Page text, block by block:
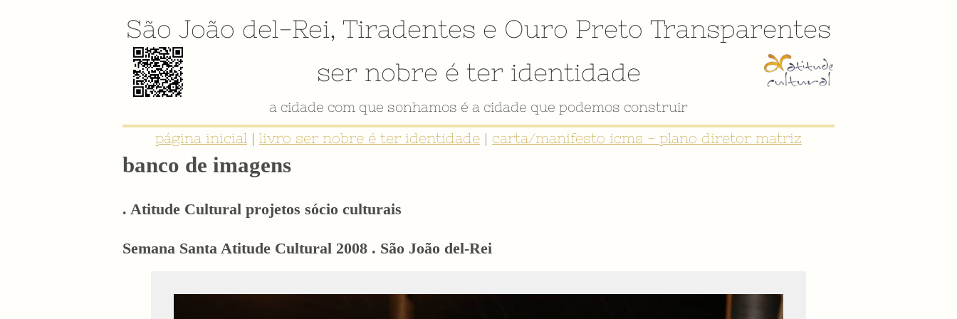
São João del-Rei, Tiradentes e Ouro Preto Transparentes
ser nobre é ter identidade
VÍDEO INSTITUCIONAL
página inicial | livro ser nobre é ter identidade | carta/manifesto icms - plano diretor matriz
banco de imagens
. Atitude Cultural projetos sócio culturais
Semana Santa Atitude Cultural 2008 . São João del-Rei